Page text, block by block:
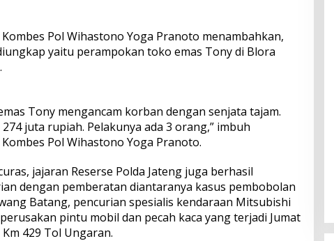
Pol Wihastono Yoga Pranoto menambahkan,
yaitu perampokan toko emas Tony di Blora
Tony mengancam korban dengan senjata tajam.
juta rupiah. Pelakunya ada 3 orang,” imbuh
Pol Wihastono Yoga Pranoto.
jajaran Reserse Polda Jateng juga berhasil
dengan pemberatan diantaranya kasus pembobolan
Batang, pencurian spesialis kendaraan Mitsubishi
pintu mobil dan pecah kaca yang terjadi Jumat
429 Tol Ungaran.